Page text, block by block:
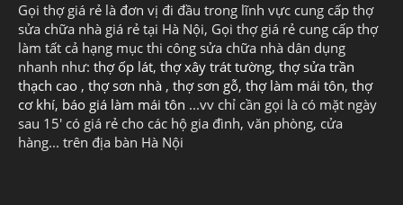
Gọi thợ giá rẻ là đơn vị đi đầu trong lĩnh vực cung cấp thợ
sửa chữa nhà giá rẻ tại Hà Nội, Gọi thợ giá rẻ cung cấp thợ
làm tất cả hạng mục thi công sửa chữa nhà dân dụng
nhanh như: thợ ốp lát, thợ xây trát tường, thợ sửa trần
thạch cao , thợ sơn nhà , thợ sơn gỗ, thợ làm mái tôn, thợ
cơ khí, báo giá làm mái tôn ...vv chỉ cần gọi là có mặt ngày
sau 15' có giá rẻ cho các hộ gia đình, văn phòng, cửa
hàng... trên địa bàn Hà Nội